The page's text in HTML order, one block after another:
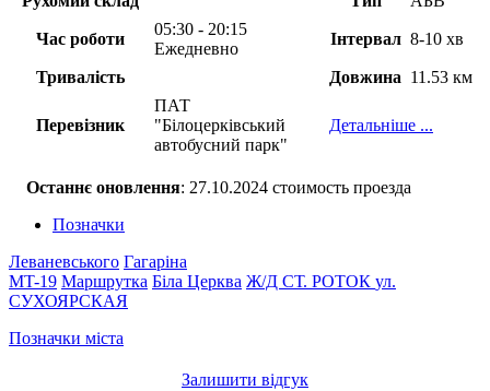
Час роботи
05:30 - 20:15
Ежедневно
Інтервал 8-10 хв
Тривалість Довжина 11.53 км
Перевізник
ПАТ
"Білоцерківський
автобусний парк"
Детальніше ...
Останнє оновлення: 27.10.2024 стоимость проезда
Позначки
Леваневського Гагаріна
MT-19 Маршрутка Біла Церква Ж/Д СТ. РОТОК ул.
СУХОЯРСКАЯ
Позначки міста
Залишити відгук